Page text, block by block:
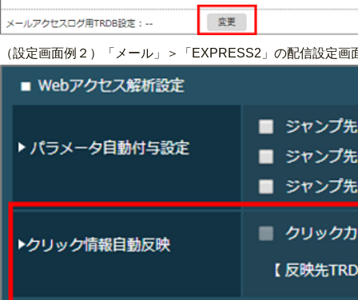
（設定画面例２）「メール」＞「EXPRESS2」の配信設定